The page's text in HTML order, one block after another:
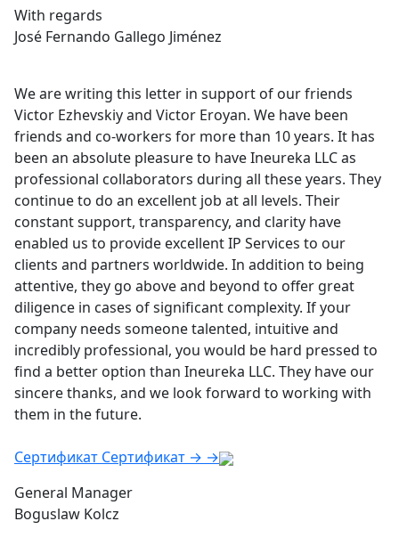
With regards
José Fernando Gallego Jiménez
We are writing this letter in support of our friends
Victor Ezhevskiy and Victor Eroyan. We have been
friends and co-workers for more than 10 years. It has
been an absolute pleasure to have Ineureka LLC as
professional collaborators during all these years. They
continue to do an excellent job at all levels. Their
constant support, transparency, and clarity have
enabled us to provide excellent IP Services to our
clients and partners worldwide. In addition to being
attentive, they go above and beyond to offer great
diligence in cases of significant complexity. If your
company needs someone talented, intuitive and
incredibly professional, you would be hard pressed to
find a better option than Ineureka LLC. They have our
sincere thanks, and we look forward to working with
them in the future.
Сертификат Сертификат → →
General Manager
Boguslaw Kolcz